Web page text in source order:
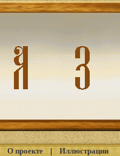
О проекте| Иллюстрации